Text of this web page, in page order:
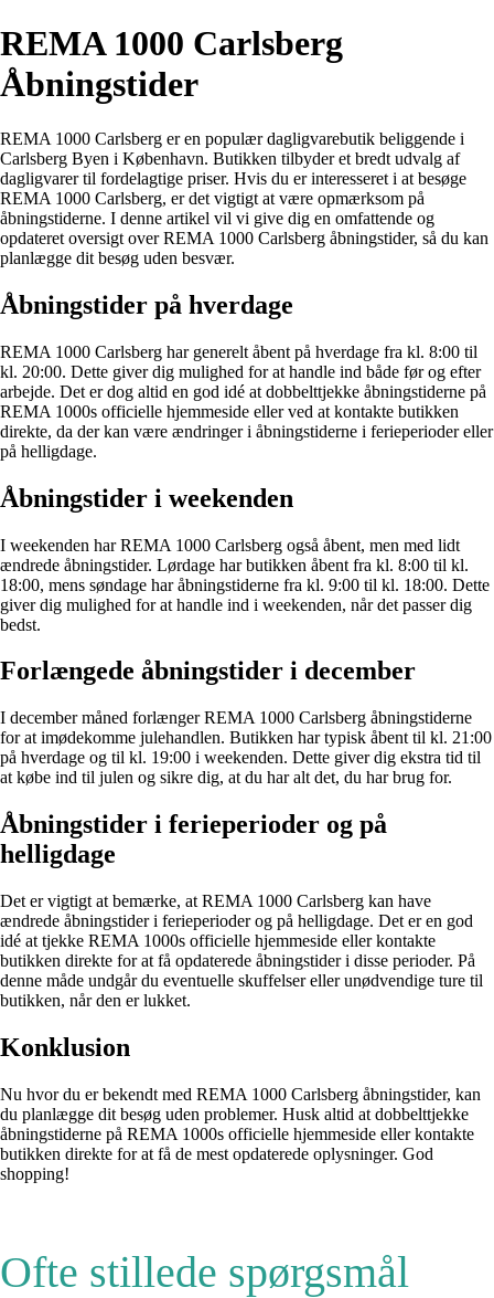
REMA 1000 Carlsberg
Åbningstider
REMA 1000 Carlsberg er en populær dagligvarebutik beliggende i
Carlsberg Byen i København. Butikken tilbyder et bredt udvalg af
dagligvarer til fordelagtige priser. Hvis du er interesseret i at besøge
REMA 1000 Carlsberg, er det vigtigt at være opmærksom på
åbningstiderne. I denne artikel vil vi give dig en omfattende og
opdateret oversigt over REMA 1000 Carlsberg åbningstider, så du kan
planlægge dit besøg uden besvær.
Åbningstider på hverdage
REMA 1000 Carlsberg har generelt åbent på hverdage fra kl. 8:00 til
kl. 20:00. Dette giver dig mulighed for at handle ind både før og efter
arbejde. Det er dog altid en god idé at dobbelttjekke åbningstiderne på
REMA 1000s officielle hjemmeside eller ved at kontakte butikken
direkte, da der kan være ændringer i åbningstiderne i ferieperioder eller
på helligdage.
Åbningstider i weekenden
I weekenden har REMA 1000 Carlsberg også åbent, men med lidt
ændrede åbningstider. Lørdage har butikken åbent fra kl. 8:00 til kl.
18:00, mens søndage har åbningstiderne fra kl. 9:00 til kl. 18:00. Dette
giver dig mulighed for at handle ind i weekenden, når det passer dig
bedst.
Forlængede åbningstider i december
I december måned forlænger REMA 1000 Carlsberg åbningstiderne
for at imødekomme julehandlen. Butikken har typisk åbent til kl. 21:00
på hverdage og til kl. 19:00 i weekenden. Dette giver dig ekstra tid til
at købe ind til julen og sikre dig, at du har alt det, du har brug for.
Åbningstider i ferieperioder og på
helligdage
Det er vigtigt at bemærke, at REMA 1000 Carlsberg kan have
ændrede åbningstider i ferieperioder og på helligdage. Det er en god
idé at tjekke REMA 1000s officielle hjemmeside eller kontakte
butikken direkte for at få opdaterede åbningstider i disse perioder. På
denne måde undgår du eventuelle skuffelser eller unødvendige ture til
butikken, når den er lukket.
Konklusion
Nu hvor du er bekendt med REMA 1000 Carlsberg åbningstider, kan
du planlægge dit besøg uden problemer. Husk altid at dobbelttjekke
åbningstiderne på REMA 1000s officielle hjemmeside eller kontakte
butikken direkte for at få de mest opdaterede oplysninger. God
shopping!
Ofte stillede spørgsmål